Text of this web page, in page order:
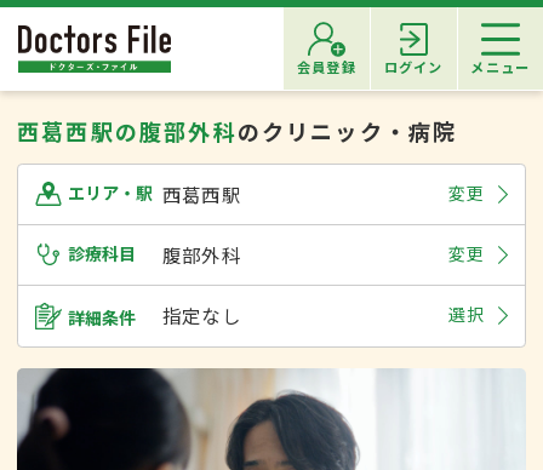
会員登録 ログイン メニュー
西葛西駅の腹部外科のクリニック・病院
エリア・駅 西葛西駅 変更
診療科目 腹部外科 変更
詳細条件 指定なし 選択